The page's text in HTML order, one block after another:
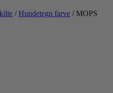
/Hundetegn farve / MOPS